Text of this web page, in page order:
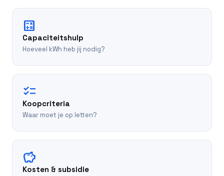
calculate
Capaciteitshulp
Hoeveel kWh heb jij nodig?
checklist
Koopcriteria
Waar moet je op letten?
savings
Kosten & subsidie